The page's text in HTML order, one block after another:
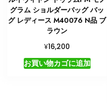
グラム ショルダーバッグ バッ
グ レディース M40076 N品 ブ
ラウン
¥16,200
お買い物カゴに追加